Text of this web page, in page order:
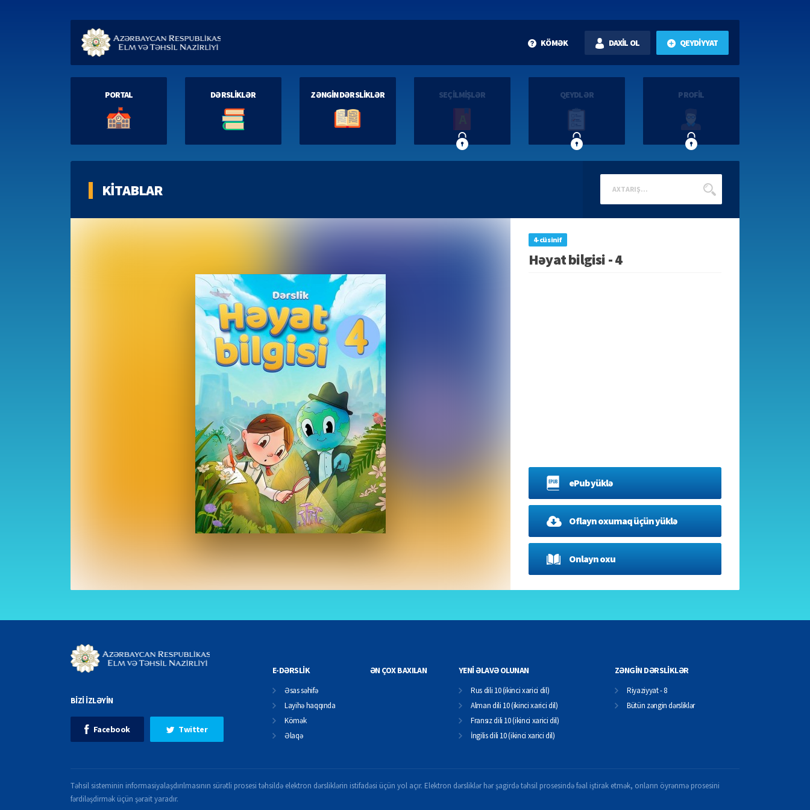
KÖMƏK DAXİL OL QEYDİYYAT
PORTAL DƏRSLİKLƏR ZƏNGİN DƏRSLİKLƏR SEÇİLMİŞLƏR QEYDLƏR PROFİL
KİTABLAR
4-cü sinif
Həyat bilgisi - 4
ePub yüklə
Oflayn oxumaq üçün yüklə
Onlayn oxu
BİZİ İZLƏYİN
Facebook Twitter
E-DƏRSLİK
Əsas səhifə
Layihə haqqında
Kömək
Əlaqə
ƏN ÇOX BAXILAN YENİ ƏLAVƏ OLUNAN
Rus dili 10 (ikinci xarici dil)
Alman dili 10 (ikinci xarici dil)
Fransız dili 10 (ikinci xarici dil)
İngilis dili 10 (ikinci xarici dil)
ZƏNGİN DƏRSLİKLƏR
Riyaziyyat - 8
Bütün zəngin dərsliklər
Təhsil sisteminin informasiyalaşdırılmasının sürətli prosesi təhsildə elektron dərsliklərin istifadəsi üçün yol açır. Elektron dərsliklər hər şagirdə təhsil prosesində fəal iştirak etmək, onların öyrənmə prosesini
fərdiləşdirmək üçün şərait yaradır.